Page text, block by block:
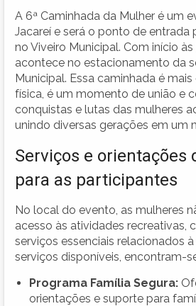
A 6ª Caminhada da Mulher é um
Jacareí e será o ponto de entrada
no Viveiro Municipal. Com início
acontece no estacionamento da
Municipal. Essa caminhada é
física, é um momento de união e
conquistas e lutas das mulheres
unindo diversas gerações em um
Serviços e orientações
para as participantes
No local do evento, as mulheres
acesso às atividades recreativas,
serviços essenciais relacionados
serviços disponíveis, encontram-
Programa Família Segura:
orientações e suporte para